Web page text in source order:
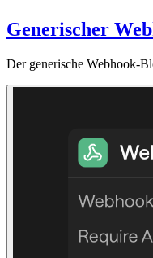
Generischer
Der generische Webhook-